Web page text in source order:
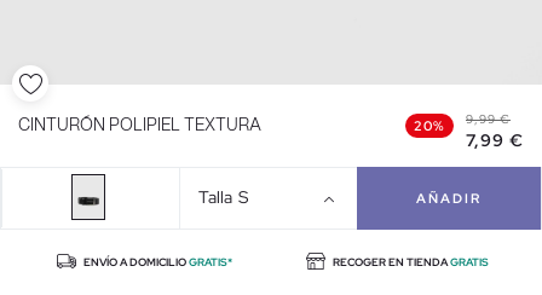
CINTURÓN POLIPIEL TEXTURA 20% 9,99 €
7,99 €
Talla S AÑADIR
ENVÍO A DOMICILIOGRATIS* RECOGER EN TIENDAGRATIS